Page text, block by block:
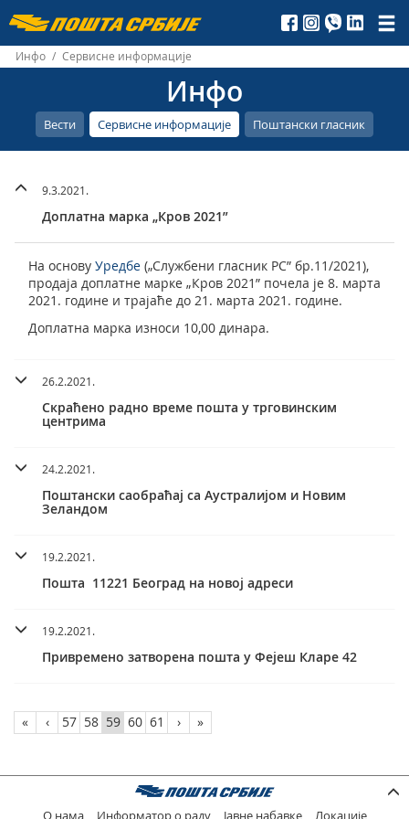
Пошта
Србије
д.о.о.
Инфо / Сервисне информације
Инфо
Вести Сервисне информације Поштански гласник
9.3.2021.
Доплатна марка „Кров 2021”
На основу Уредбе („Службени гласник РС” бр.11/2021),
продаја доплатне марке „Кров 2021” почела је 8. марта
2021. године и трајаће до 21. марта 2021. године.
Доплатна марка износи 10,00 динара.
26.2.2021.
Скраћено радно време пошта у трговинским
центрима
24.2.2021.
Поштански саобраћај са Аустралијом и Новим
Зеландом
19.2.2021.
Пошта 11221 Београд на новој адреси
19.2.2021.
Привремено затворена пошта у Фејеш Кларе 42
« ‹ 57 58 59 60 61 › »
О нама Информатор о раду Јавне набавке Локације